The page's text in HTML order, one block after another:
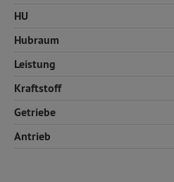
HU
Hubraum
Leistung
Kraftstoff
Getriebe
Antrieb